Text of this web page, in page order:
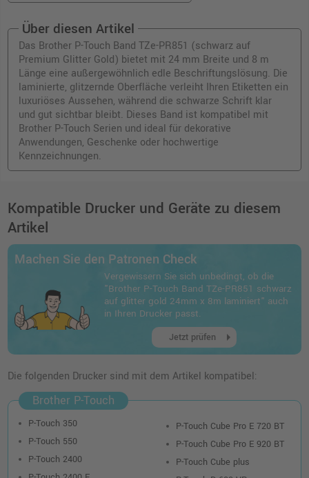
Über diesen Artikel
Das Brother P-Touch Band TZe-PR851 (schwarz auf
Premium Glitter Gold) bietet mit 24 mm Breite und 8 m
Länge eine außergewöhnlich edle Beschriftungslösung. Die
laminierte, glitzernde Oberfläche verleiht Ihren Etiketten ein
luxuriöses Aussehen, während die schwarze Schrift klar
und gut sichtbar bleibt. Dieses Band ist kompatibel mit
Brother P-Touch Serien und ideal für dekorative
Anwendungen, Geschenke oder hochwertige
Kennzeichnungen.
Kompatible Drucker und Geräte zu diesem
Artikel
Machen Sie den Patronen Check
Vergewissern Sie sich unbedingt, ob die
"Brother P-Touch Band TZe-PR851 schwarz
auf glitter gold 24mm x 8m laminiert" auch
in Ihren Drucker passt.
Jetzt prüfen arrow_right
Die folgenden Drucker sind mit dem Artikel kompatibel:
Brother P-Touch
P-Touch 350
P-Touch 550
P-Touch 2400
P-Touch Cube Pro E 720 BT
P-Touch Cube Pro E 920 BT
P-Touch Cube plus